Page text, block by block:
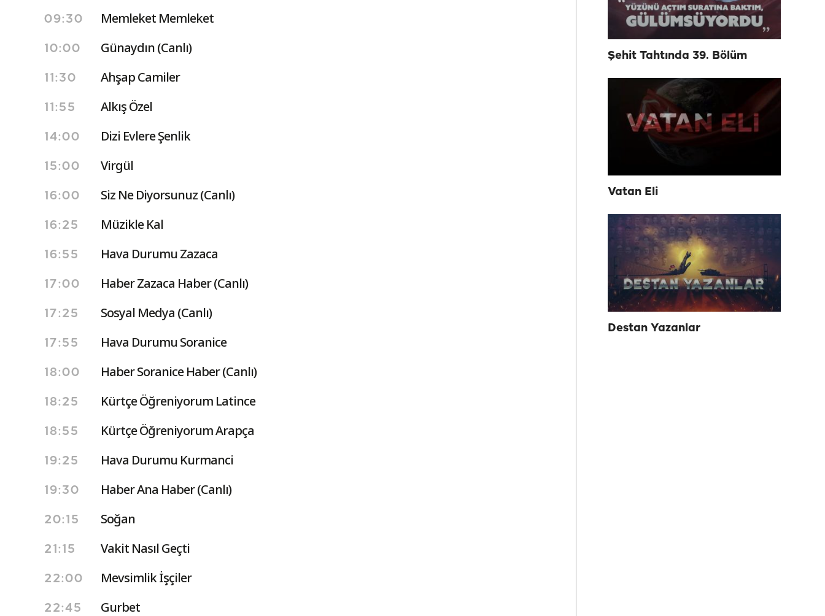
09:30 Memleket Memleket
10:00 Günaydın (Canlı)
11:30 Ahşap Camiler
11:55 Alkış Özel
14:00 Dizi Evlere Şenlik
15:00 Virgül
16:00 Siz Ne Diyorsunuz (Canlı)
16:25 Müzikle Kal
16:55 Hava Durumu Zazaca
17:00 Haber Zazaca Haber (Canlı)
17:25 Sosyal Medya (Canlı)
17:55 Hava Durumu Soranice
18:00 Haber Soranice Haber (Canlı)
18:25 Kürtçe Öğreniyorum Latince
18:55 Kürtçe Öğreniyorum Arapça
19:25 Hava Durumu Kurmanci
19:30 Haber Ana Haber (Canlı)
20:15 Soğan
21:15 Vakit Nasıl Geçti
22:00 Mevsimlik İşçiler
22:45 Gurbet
Şehit Tahtında 39. Bölüm
Vatan Eli
Destan Yazanlar